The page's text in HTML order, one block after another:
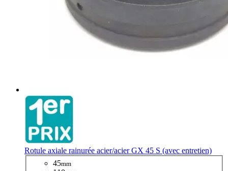
Rotule axiale rainurée acier/acier GX 45 S (avec entretien)
45mm